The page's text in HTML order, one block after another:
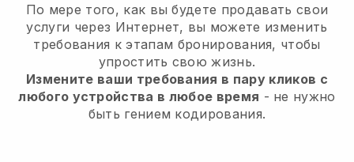
По мере того, как вы будете продавать свои
услуги через Интернет, вы можете изменить
требования к этапам бронирования, чтобы
упростить свою жизнь.
Измените ваши требования в пару кликов с
любого устройства в любое время - не нужно
быть гением кодирования.